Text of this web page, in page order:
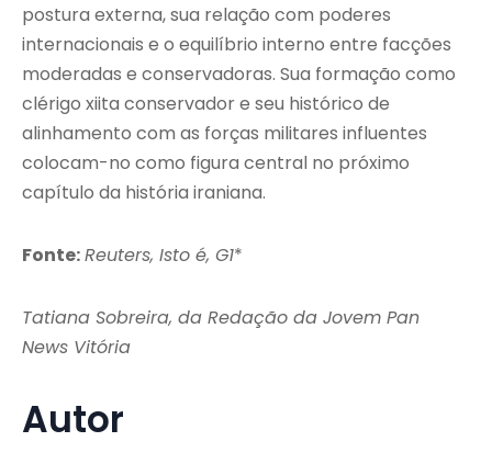
postura externa, sua relação com poderes
internacionais e o equilíbrio interno entre facções
moderadas e conservadoras. Sua formação como
clérigo xiita conservador e seu histórico de
alinhamento com as forças militares influentes
colocam-no como figura central no próximo
capítulo da história iraniana.
Fonte:Reuters, Isto é, G1*
Tatiana Sobreira, da Redação da Jovem Pan
News Vitória
Autor